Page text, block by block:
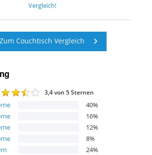
Vergleich!
Zum Couchtisch Vergleich
3,4von 5 Sternen
40%
16%
12%
8%
24%